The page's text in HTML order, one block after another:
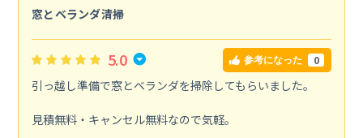
窓とベランダ清掃
5.0 参考になった 0
引っ越し準備で窓とベランダを掃除してもらいました。
見積無料・キャンセル無料なので気軽。